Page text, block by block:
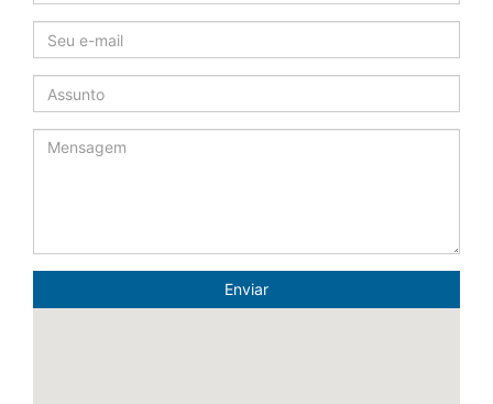
Enviar